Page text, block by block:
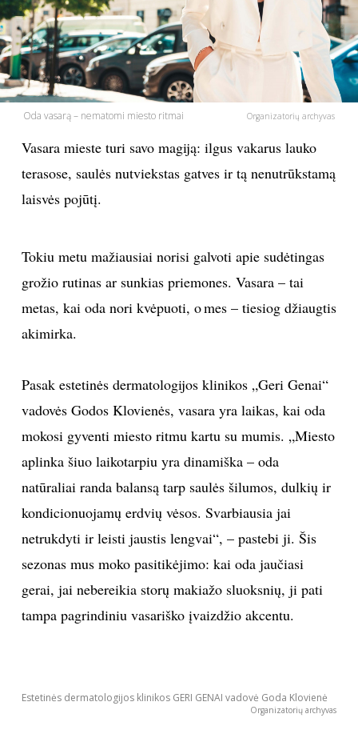
PSICHOLOGIJA
HOROSKOPAI
ASTROLOGIJA
KULTŪRA
LAISVALAIKIS
MUZIKA
TEATRAS
SPORTAS
MENAS
ORAI
ĮDOMYBĖS
KNYGOS
Oda vasarą – nematomi miesto ritmai Organizatorių archyvas
Vasara mieste turi savo magiją: ilgus vakarus lauko
terasose, saulės nutviekstas gatves ir tą nenutrūkstamą
laisvės pojūtį.
Tokiu metu mažiausiai norisi galvoti apie sudėtingas
grožio rutinas ar sunkias priemones. Vasara – tai
metas, kai oda nori kvėpuoti, o mes – tiesiog džiaugtis
akimirka.
Pasak estetinės dermatologijos klinikos „Geri Genai“
vadovės Godos Klovienės, vasara yra laikas, kai oda
mokosi gyventi miesto ritmu kartu su mumis. „Miesto
aplinka šiuo laikotarpiu yra dinamiška – oda
natūraliai randa balansą tarp saulės šilumos, dulkių ir
kondicionuojamų erdvių vėsos. Svarbiausia jai
netrukdyti ir leisti jaustis lengvai“, – pastebi ji. Šis
sezonas mus moko pasitikėjimo: kai oda jaučiasi
gerai, jai nebereikia storų makiažo sluoksnių, ji pati
tampa pagrindiniu vasariško įvaizdžio akcentu.
Estetinės dermatologijos klinikos GERI GENAI vadovė Goda Klovienė
Organizatorių archyvas